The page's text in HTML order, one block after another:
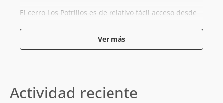
El cerro Los Potrillos es de relativo fácil acceso desde
ocupada por plantas fotovoltaicas y grandes espacios
para estacionar camiones. Por los pies del cerro pasa
una de las obras de regadío más antiguas de Chile: el
Ver más
Actividad reciente